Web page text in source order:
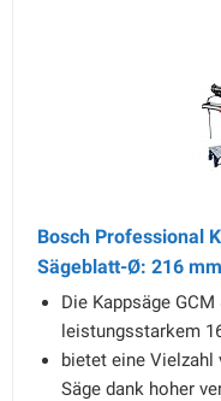
Bosch Professional
Sägeblatt-Ø: 216
Die Kappsäge
leistungsstarkem
bietet eine Vielzahl
Säge dank hoher